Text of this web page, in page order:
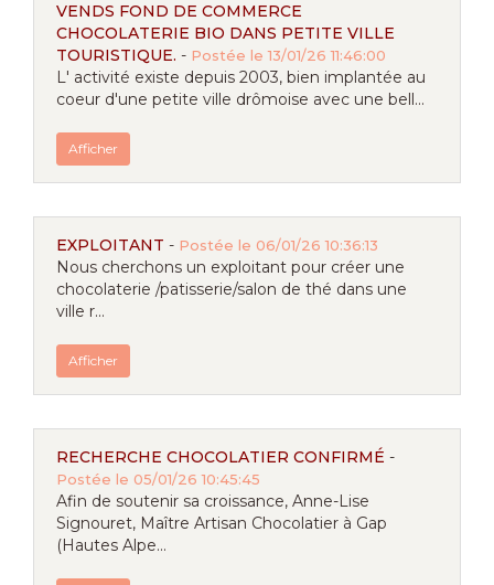
VENDS FOND DE COMMERCE
CHOCOLATERIE BIO DANS PETITE VILLE
TOURISTIQUE. - Postée le 13/01/26 11:46:00
L' activité existe depuis 2003, bien implantée au
coeur d'une petite ville drômoise avec une bell...
Afficher
EXPLOITANT - Postée le 06/01/26 10:36:13
Nous cherchons un exploitant pour créer une
chocolaterie /patisserie/salon de thé dans une
ville r...
Afficher
RECHERCHE CHOCOLATIER CONFIRMÉ -
Postée le 05/01/26 10:45:45
Afin de soutenir sa croissance, Anne-Lise
Signouret, Maître Artisan Chocolatier à Gap
(Hautes Alpe...